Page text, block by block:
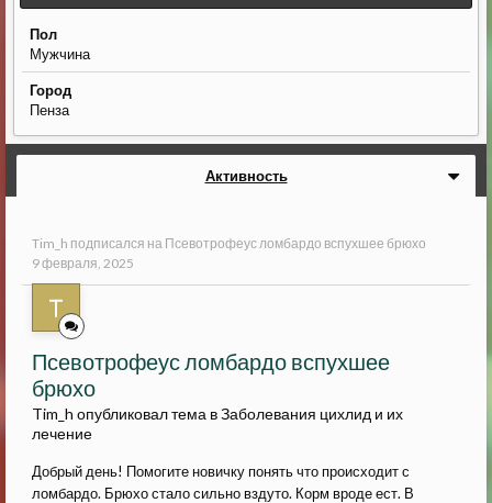
Пол
Мужчина
Город
Пенза
Активность
Tim_h подписался на Псевотрофеус ломбардо вспухшее брюхо
9 февраля, 2025
Псевотрофеус ломбардо вспухшее
брюхо
Tim_h опубликовал тема вЗаболевания цихлид и их
лечение
Добрый день! Помогите новичку понять что происходит с
ломбардо. Брюхо стало сильно вздуто. Корм вроде ест. В